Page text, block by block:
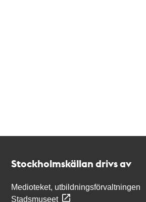
Stockholmskällan drivs av
Medioteket, utbildningsförvaltningen
Stadsmuseet